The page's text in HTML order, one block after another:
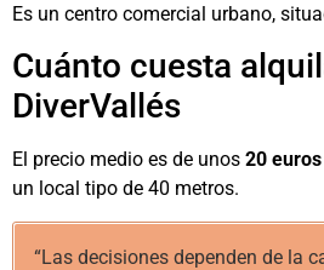
Es un centro comercial urbano,
Cuánto cuesta
DiverVallés
El precio medio es de unos 20
un local tipo de 40 metros.
“Las decisiones dependen de la